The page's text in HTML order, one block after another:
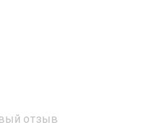
отзыв